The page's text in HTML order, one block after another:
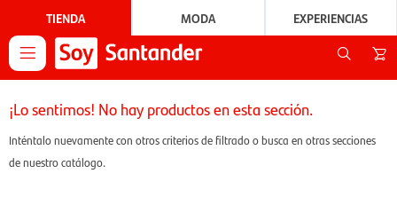
TIENDA MODA EXPERIENCIAS

¡Lo sentimos! No hay productos en esta sección.
Inténtalo nuevamente con otros criterios de filtrado o busca en otras secciones
de nuestro catálogo.